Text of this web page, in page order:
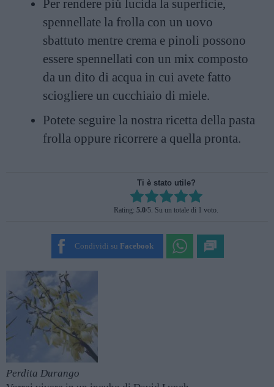
Per rendere più lucida la superficie,
spennellate la frolla con un uovo
sbattuto mentre crema e pinoli possono
essere spennellati con un mix composto
da un dito di acqua in cui avete fatto
sciogliere un cucchiaio di miele.
Potete seguire la nostra ricetta della pasta
frolla oppure ricorrere a quella pronta.
Ti è stato utile?
Rate this item:
SUBMIT RATING
Rating: 5.0/5. Su un totale di 1 voto.
Condividi su Facebook
Perdita Durango